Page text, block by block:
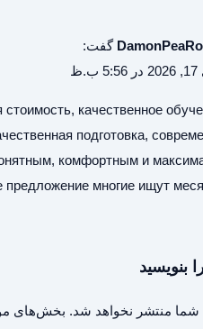
DamonPeaRo گفت:
стоимость, качественное
подготовка,
комфортным и
многие ищут
بنویسید
شما منتشر نخواهد شد. بخش‌های